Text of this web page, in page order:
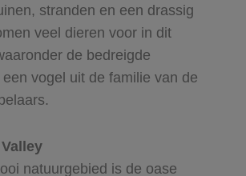
stranden en een drassig
veel dieren voor in dit
de bedreigde
een vogel uit de familie van de
natuurgebied is de oase